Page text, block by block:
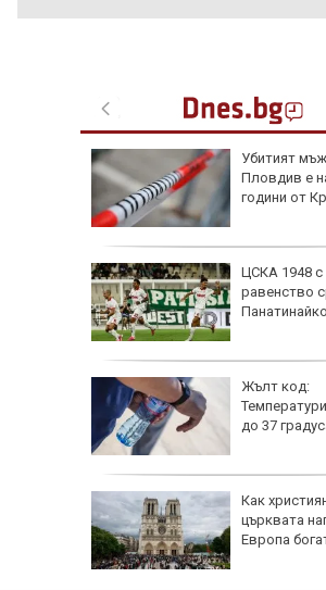
Убитият
Пловдив е
години от
ЦСКА 1948 с
равенство
Жълт код:
до 37
Как
църквата
Европа